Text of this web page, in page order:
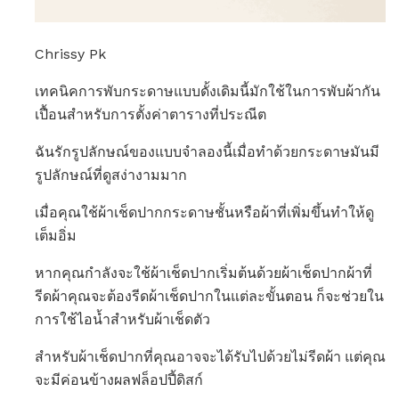
Chrissy Pk
เทคนิคการพับกระดาษแบบดั้งเดิมนี้มักใช้ในการพับผ้ากัน
เปื้อนสำหรับการตั้งค่าตารางที่ประณีต
ฉันรักรูปลักษณ์ของแบบจำลองนี้เมื่อทำด้วยกระดาษมันมี
รูปลักษณ์ที่ดูสง่างามมาก
เมื่อคุณใช้ผ้าเช็ดปากกระดาษชั้นหรือผ้าที่เพิ่มขึ้นทำให้ดู
เต็มอิ่ม
หากคุณกำลังจะใช้ผ้าเช็ดปากเริ่มต้นด้วยผ้าเช็ดปากผ้าที่
รีดผ้าคุณจะต้องรีดผ้าเช็ดปากในแต่ละขั้นตอน ก็จะช่วยใน
การใช้ไอน้ำสำหรับผ้าเช็ดตัว
สำหรับผ้าเช็ดปากที่คุณอาจจะได้รับไปด้วยไม่รีดผ้า แต่คุณ
จะมีค่อนข้างผลฟล็อปปี้ดิสก์